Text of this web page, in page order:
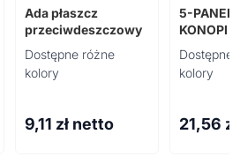
Ada płaszcz
przeciwdeszczowy
Dostępne różne
kolory
9,11 zł netto
5-PANEL
KONOPI
NAIMA
Dostępne
kolory
21,56